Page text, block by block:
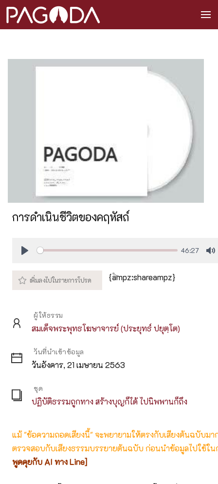
การดำเนินชีวิตของคฤหัสถ์
46:27
{ampz:shareampz}
ผู้ให้ธรรม
สมเด็จพระพุทธโฆษาจารย์ (ประยุทธ์ ปยุตฺโต)
วันที่นำเข้าข้อมูล
วันอังคาร, 21 เมษายน 2563
ชุด
ปฏิบัติธรรมถูกทาง สร้างบุญก็ได้ ไปนิพพานก็ถึง
แม้ "ข้อความถอดเสียงนี้" จะพยายามให้ตรงกับเสียงต้นฉบับม
ตรวจสอบกับเสียงธรรมบรรยายต้นฉบับ ก่อนนำข้อมูลไปใช้ใน
พูดคุยกับ AI ทาง Line]